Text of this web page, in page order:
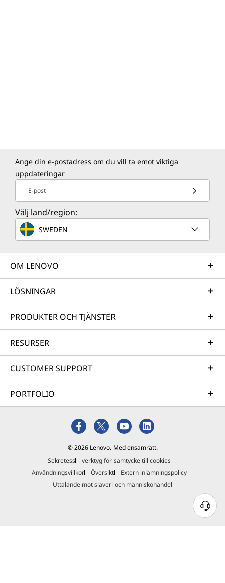
Ange din e-postadress om du vill ta emot viktiga
uppdateringar
E-post
Välj land/region:
SWEDEN
OM LENOVO
LÖSNINGAR
PRODUKTER OCH TJÄNSTER
RESURSER
CUSTOMER SUPPORT
PORTFOLIO
© 2026 Lenovo. Med ensamrätt.
Sekretess
verktyg för samtycke till cookies
Användningsvillkor
Översikt
Extern inlämningspolicy
Uttalande mot slaveri och människohandel